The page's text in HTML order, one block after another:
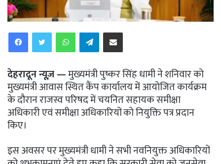
WhatsAppTelegramShare via Email
देहरादून न्यूज़ —मुख्यमंत्री पुष्कर सिंह धामी ने शनिवार को
मुख्यमंत्री आवास स्थित कैंप कार्यालय में आयोजित कार्यक्रम
के दौरान राजस्व परिषद में चयनित सहायक समीक्षा
अधिकारी एवं समीक्षा अधिकारियों को नियुक्ति पत्र प्रदान
किए।
इस अवसर पर मुख्यमंत्री धामी ने सभी नवनियुक्त अधिकारियों